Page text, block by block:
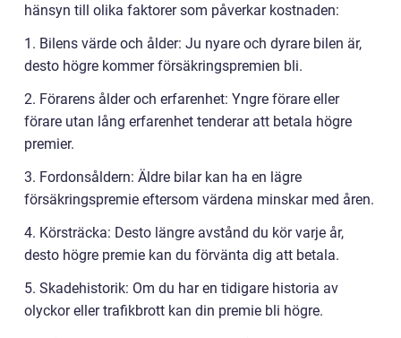
hänsyn till olika faktorer som påverkar kostnaden:
1. Bilens värde och ålder: Ju nyare och dyrare bilen är,
desto högre kommer försäkringspremien bli.
2. Förarens ålder och erfarenhet: Yngre förare eller
förare utan lång erfarenhet tenderar att betala högre
premier.
3. Fordonsåldern: Äldre bilar kan ha en lägre
försäkringspremie eftersom värdena minskar med åren.
4. Körsträcka: Desto längre avstånd du kör varje år,
desto högre premie kan du förvänta dig att betala.
5. Skadehistorik: Om du har en tidigare historia av
olyckor eller trafikbrott kan din premie bli högre.